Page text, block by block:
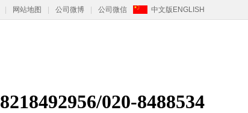
网站地图 公司微博 公司微信 中文版 ENGLISH
8218492956/020-8488534